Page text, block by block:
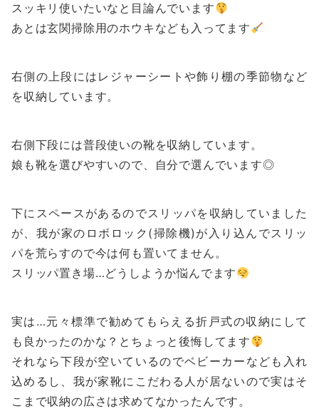
スッキリ使いたいなと目論んでいます
あとは玄関掃除用のホウキなども入ってます
右側の上段にはレジャーシートや飾り棚の季節物など
を収納しています。
右側下段には普段使いの靴を収納しています。
娘も靴を選びやすいので、自分で選んでいます◎
下にスペースがあるのでスリッパを収納していました
が、我が家のロボロック(掃除機)が入り込んでスリッ
パを荒らすので今は何も置いてません。
スリッパ置き場…どうしようか悩んでます
実は…元々標準で勧めてもらえる折戸式の収納にして
も良かったのかな？とちょっと後悔してます
それなら下段が空いているのでベビーカーなども入れ
込めるし、我が家靴にこだわる人が居ないので実はそ
こまで収納の広さは求めてなかったんです。